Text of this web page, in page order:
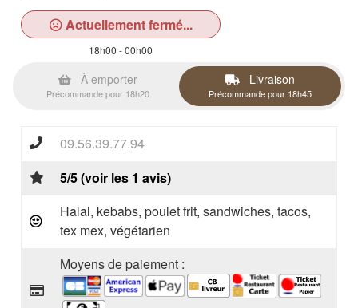
Actuellement fermé...
18h00 - 00h00
À emporter
Précommande pour 18h20
Livraison
Précommande pour 18h45
09.56.39.77.94
5/5 (voir les 1 avis)
Halal, kebabs, poulet frit, sandwiches, tacos,
tex mex, végétarien
Moyens de paiement :